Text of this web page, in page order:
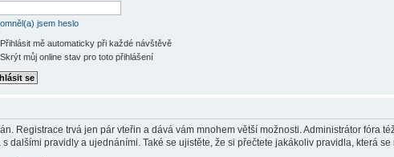
jsem heslo
Přihlásit mě automaticky při každé návštěvě
Skrýt můj online stav pro toto přihlášení
Registrace trvá jen pár vteřin a dává vám mnohem větší možnosti. Administrátor
dalšími pravidly a ujednáními. Také se ujistěte, že si přečtete jakákoliv pravidla, která se